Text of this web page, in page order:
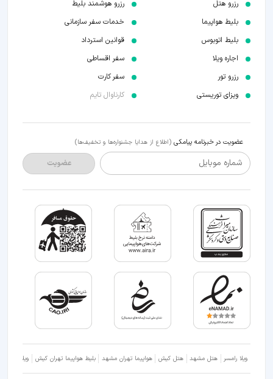
رزرو هتل
بلیط هواپیما
بلیط اتوبوس
اجاره ویلا
رزرو تور
ویزای توریستی
رزرو هوشمند بلیط
خدمات سفر سازمانی
قوانین استرداد
سفر اقساطی
سفر کارت
کارناوال تایم
عضویت در خبرنامه پیامکی (اطلاع از هدایا جشنواره‌ها و تخفیف‌ها)
شماره موبایل عضویت
ویلا رامسر هتل مشهد هتل کیش هواپیما تهران مشهد بلیط هواپیما تهران کیش ویلا شمال